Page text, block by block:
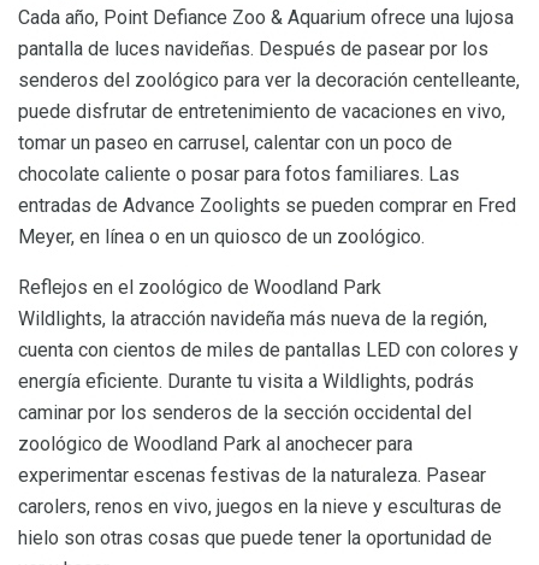
Cada año, Point Defiance Zoo & Aquarium ofrece una lujosa
pantalla de luces navideñas. Después de pasear por los
senderos del zoológico para ver la decoración centelleante,
puede disfrutar de entretenimiento de vacaciones en vivo,
tomar un paseo en carrusel, calentar con un poco de
chocolate caliente o posar para fotos familiares. Las
entradas de Advance Zoolights se pueden comprar en Fred
Meyer, en línea o en un quiosco de un zoológico.
Reflejos en el zoológico de Woodland Park
Wildlights, la atracción navideña más nueva de la región,
cuenta con cientos de miles de pantallas LED con colores y
energía eficiente. Durante tu visita a Wildlights, podrás
caminar por los senderos de la sección occidental del
zoológico de Woodland Park al anochecer para
experimentar escenas festivas de la naturaleza. Pasear
carolers, renos en vivo, juegos en la nieve y esculturas de
hielo son otras cosas que puede tener la oportunidad de